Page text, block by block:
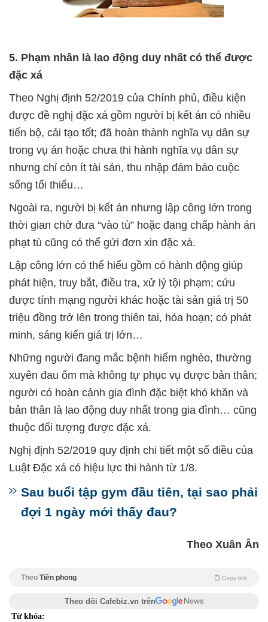
5. Phạm nhân là lao động duy nhất có thể được
đặc xá
Theo Nghị định 52/2019 của Chính phủ, điều kiện
được đề nghị đặc xá gồm người bị kết án có nhiều
tiến bộ, cải tạo tốt; đã hoàn thành nghĩa vụ dân sự
trong vụ án hoặc chưa thi hành nghĩa vụ dân sự
nhưng chỉ còn ít tài sản, thu nhập đảm bảo cuộc
sống tối thiểu…
Ngoài ra, người bị kết án nhưng lập công lớn trong
thời gian chờ đưa “vào tù” hoặc đang chấp hành án
phạt tù cũng có thể gửi đơn xin đặc xá.
Lập công lớn có thể hiểu gồm có hành động giúp
phát hiện, truy bắt, điều tra, xử lý tội phạm; cứu
được tính mạng người khác hoặc tài sản giá trị 50
triệu đồng trở lên trong thiên tai, hỏa hoạn; có phát
minh, sáng kiến giá trị lớn…
Những người đang mắc bệnh hiểm nghèo, thường
xuyên đau ốm mà không tự phục vụ được bản thân;
người có hoàn cảnh gia đình đặc biệt khó khăn và
bản thân là lao động duy nhất trong gia đình… cũng
thuộc đối tượng được đặc xá.
Nghị định 52/2019 quy định chi tiết một số điều của
Luật Đặc xá có hiệu lực thi hành từ 1/8.
Sau buổi tập gym đầu tiên, tại sao phải
đợi 1 ngày mới thấy đau?
Theo Xuân Ân
Theo Tiền phong Copy link
Theo dõi Cafebiz.vn trên
Từ khóa: